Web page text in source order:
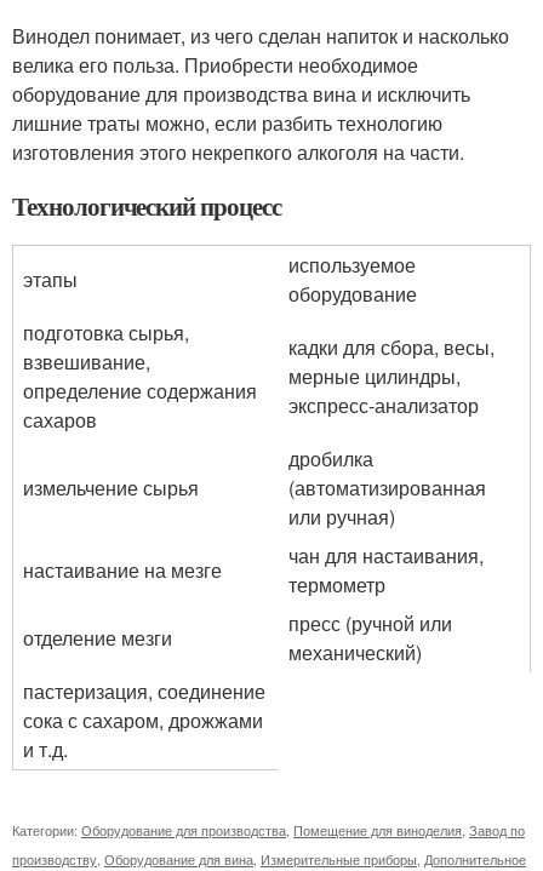
Винодел понимает, из чего сделан напиток и насколько
велика его польза. Приобрести необходимое
оборудование для производства вина и исключить
лишние траты можно, если разбить технологию
изготовления этого некрепкого алкоголя на части.
Технологический процесс
этапы
используемое
оборудование
подготовка сырья,
взвешивание,
определение содержания
сахаров
кадки для сбора, весы,
мерные цилиндры,
экспресс-анализатор
измельчение сырья
дробилка
(автоматизированная
или ручная)
настаивание на мезге
чан для настаивания,
термометр
отделение мезги
пресс (ручной или
механический)
пастеризация, соединение
сока с сахаром, дрожжами
и т.д.
Категории: Оборудование для производства Помещение для виноделия Завод по
производству Оборудование для вина Измерительные приборы Дополнительное